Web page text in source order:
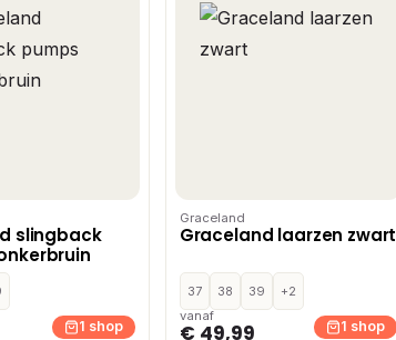
slingback
1 shop
Graceland
Graceland laarzen zwart
37 38 39
+2
vanaf
€ 49,99 1 shop